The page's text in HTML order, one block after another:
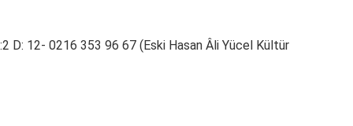
D: 12- 0216 353 96 67 (Eski Hasan Âli Yücel Kültür